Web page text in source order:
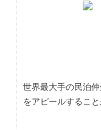
世界最大手の民泊
をアピールすること